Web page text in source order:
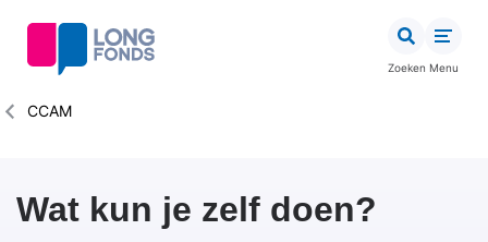
inhoud
Zoeken Menu
Kruimelpad
CCAM
Wat kun je zelf doen?